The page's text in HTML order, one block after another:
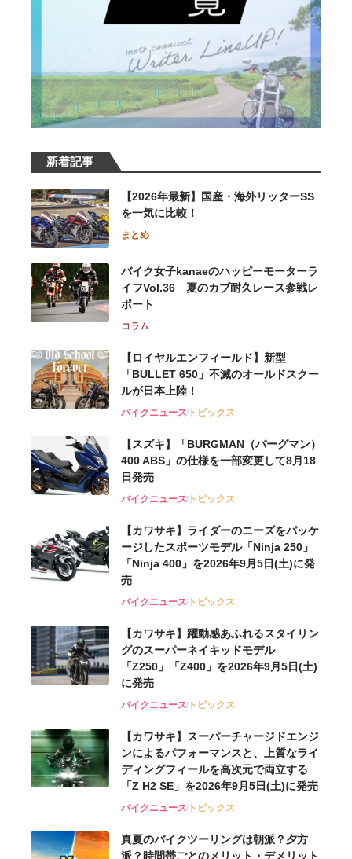
新着記事
【2026年最新】国産・海外リッターSS
を一気に比較！
まとめ
バイク女子kanaeのハッピーモーターラ
イフVol.36 夏のカブ耐久レース参戦レ
ポート
コラム
【ロイヤルエンフィールド】新型
「BULLET 650」不滅のオールドスクー
ルが⽇本上陸！
バイクニューストピックス
【スズキ】「BURGMAN（バーグマン）
400 ABS」の仕様を一部変更して8月18
日発売
バイクニューストピックス
【カワサキ】ライダーのニーズをパッケ
ージしたスポーツモデル「Ninja 250」
「Ninja 400」を2026年9月5日(土)に発
売
バイクニューストピックス
【カワサキ】躍動感あふれるスタイリン
グのスーパーネイキッドモデル
「Z250」「Z400」を2026年9月5日(土)
に発売
バイクニューストピックス
【カワサキ】スーパーチャージドエンジ
ンによるパフォーマンスと、上質なライ
ディングフィールを高次元で両立する
「Z H2 SE」を2026年9月5日(土)に発売
バイクニューストピックス
真夏のバイクツーリングは朝派？夕方
派？時間帯ごとのメリット・デメリット